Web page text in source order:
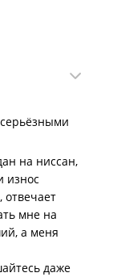
на ниссан,
износ
отвечает
мне на
а меня
даже